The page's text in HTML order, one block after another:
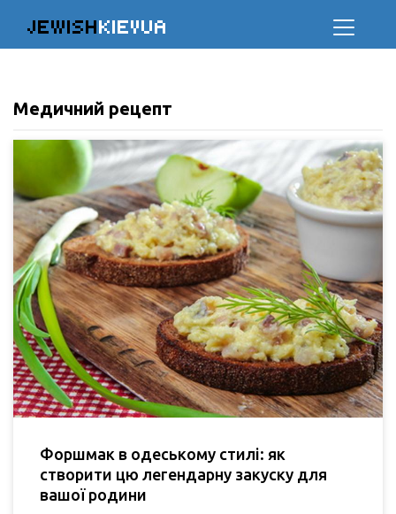
JEWISHKIEVUA
Медичний рецепт
Форшмак в одеському стилі: як
створити цю легендарну закуску для
вашої родини